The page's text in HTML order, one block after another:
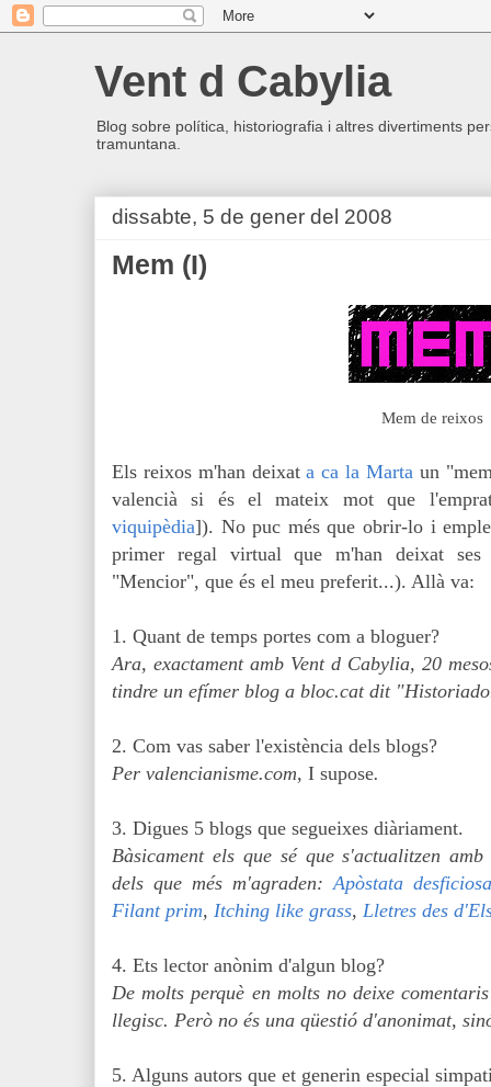
Vent d Cabylia
Blog sobre política, historiografia i altres divertiments
tramuntana.
dissabte, 5 de gener del 2008
Mem (I)
Mem de reixos
Els reixos m'han deixata ca la Marta un
valencià si és el mateix mot que
viquipèdia]). No puc més que obrir-lo i
primer regal virtual que m'han deixat ses
"Mencior", que és el meu preferit...). Allà va:
1. Quant de temps portes com a bloguer?
Ara, exactament amb Vent d Cabylia, 20
tindre un efímer blog a bloc.cat dit
2. Com vas saber l'existència dels blogs?
Per valencianisme.com, I supose.
3. Digues 5 blogs que segueixes diàriament.
Bàsicament els que sé que s'actualitzen
dels que més m'agraden:Apòstata desficiosa
Filant prim, Itching like grass, Lletres des
4. Ets lector anònim d'algun blog?
De molts perquè en molts no deixe
llegisc. Però no és una qüestió d'anonimat,
5. Alguns autors que et generin especial